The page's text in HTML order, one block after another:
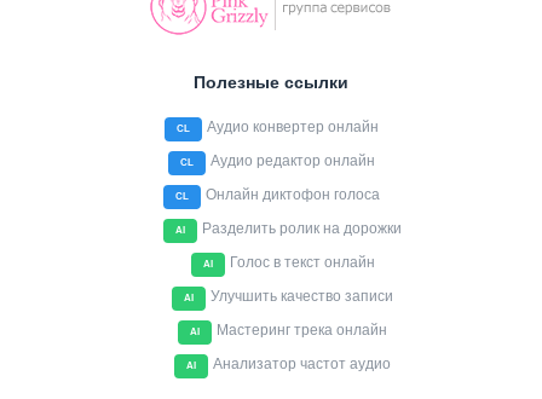
Полезные ссылки
CL Аудио конвертер онлайн
CL Аудио редактор онлайн
CL Онлайн диктофон голоса
AI Разделить ролик на дорожки
AI Голос в текст онлайн
AI Улучшить качество записи
AI Мастеринг трека онлайн
AI Анализатор частот аудио